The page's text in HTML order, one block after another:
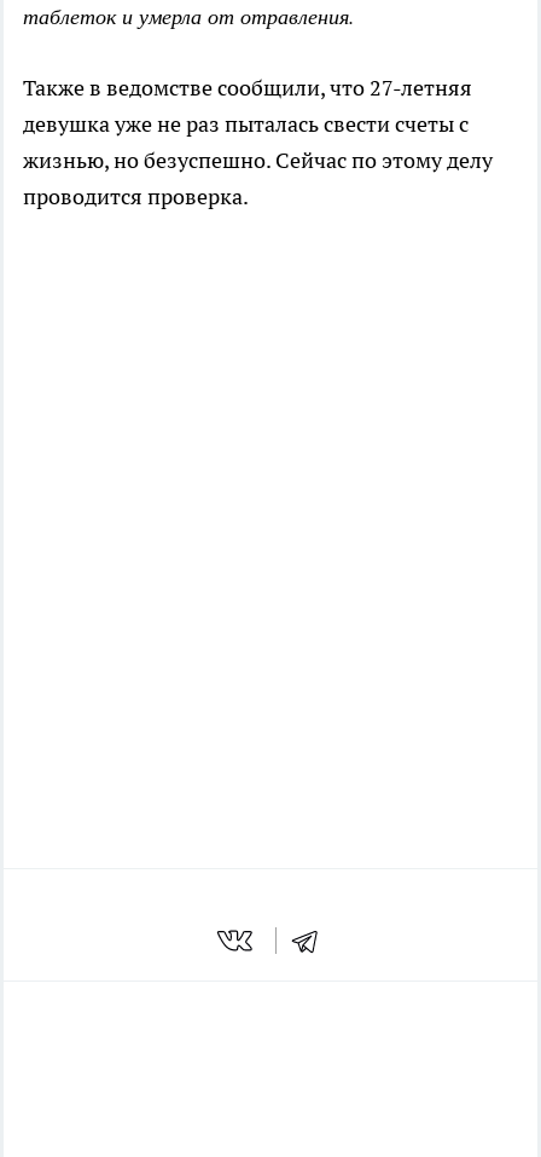
таблеток и умерла от отравления.
Также в ведомстве сообщили, что 27-летняя
девушка уже не раз пыталась свести счеты с
жизнью, но безуспешно. Сейчас по этому делу
проводится проверка.